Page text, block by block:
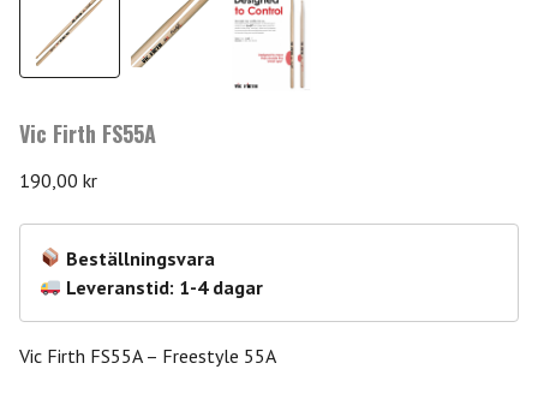
Vic Firth FS55A
190,00 kr
Beställningsvara
Leveranstid: 1-4 dagar
Vic Firth FS55A – Freestyle 55A